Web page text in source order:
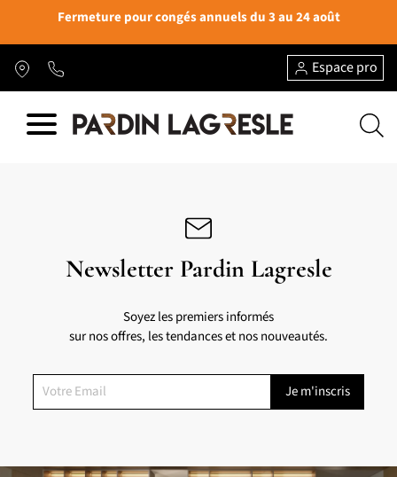
Fermeture pour congés annuels du 3 au 24 août
Espace pro
Newsletter Pardin Lagresle
Soyez les premiers informés
sur nos offres, les tendances et nos nouveautés.